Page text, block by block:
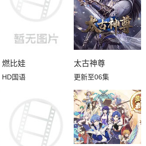
燃比娃
HD国语
太古神尊
更新至06集